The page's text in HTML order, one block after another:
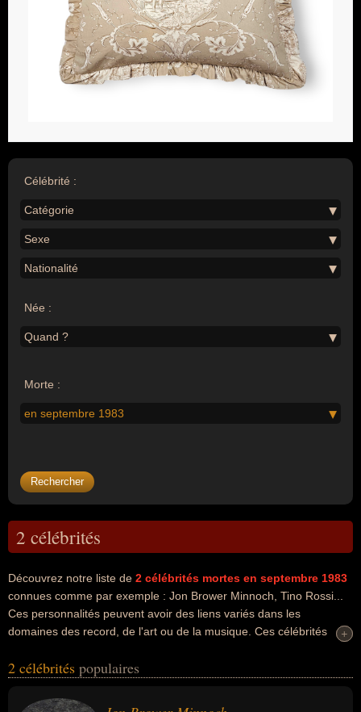
Célébrité :
Catégorie
Sexe
Nationalité
Née :
Quand ?
Morte :
en septembre 1983
2 célébrités
Découvrez notre liste de 2 célébrités mortes en septembre 1983
connues comme par exemple : Jon Brower Minnoch, Tino Rossi...
Ces personnalités peuvent avoir des liens variés dans les
domaines des record, de l'art ou de la musique. Ces célébrités
artiste, chanteur ou musicien. En ce qui concerne leurs nationalités
francais par exemple.
+
+
2 célébrités populaires